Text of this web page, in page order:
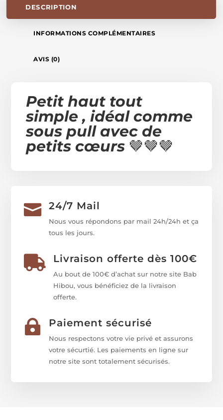
DESCRIPTION
INFORMATIONS COMPLÉMENTAIRES
AVIS (0)
Petit haut tout
simple , idéal comme
sous pull avec de
petits cœurs 🤎🤎🤎
 24/7 Mail
Nous vous répondons par mail 24h/24h et ça
tous les jours.
 Livraison offerte dès 100€
Au bout de 100€ d’achat sur notre site Bab
Hibou, vous bénéficiez de la livraison
offerte.
 Paiement sécurisé
Nous respectons votre vie privé et assurons
votre sécurtié. Les paiements en ligne sur
notre site sont totalement sécurisés.